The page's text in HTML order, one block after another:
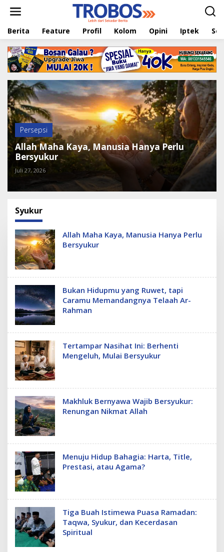
t
Berita Feature Profil Kolom Opini Iptek
Persepsi
Allah Maha Kaya, Manusia Hanya Perlu
Bersyukur
Juli 27, 2026
Syukur
Allah Maha Kaya, Manusia Hanya Perlu
Bersyukur
Bukan Hidupmu yang Ruwet, tapi
Caramu Memandangnya Telaah Ar-
Rahman
Tertampar Nasihat Ini: Berhenti
Mengeluh, Mulai Bersyukur
Makhluk Bernyawa Wajib Bersyukur:
Renungan Nikmat Allah
Menuju Hidup Bahagia: Harta, Title,
Prestasi, atau Agama?
Tiga Buah Istimewa Puasa Ramadan:
Taqwa, Syukur, dan Kecerdasan
Spiritual